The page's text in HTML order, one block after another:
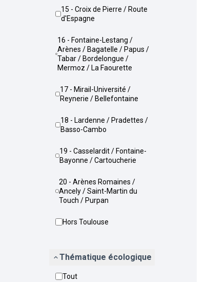
15 - Croix de Pierre / Route
d'Espagne
16 - Fontaine-Lestang /
Arènes / Bagatelle / Papus /
Tabar / Bordelongue /
Mermoz / La Faourette
17 - Mirail-Université /
Reynerie / Bellefontaine
18 - Lardenne / Pradettes /
Basso-Cambo
19 - Casselardit / Fontaine-
Bayonne / Cartoucherie
20 - Arènes Romaines /
Ancely / Saint-Martin du
Touch / Purpan
Hors Toulouse
Thématique écologique
Tout